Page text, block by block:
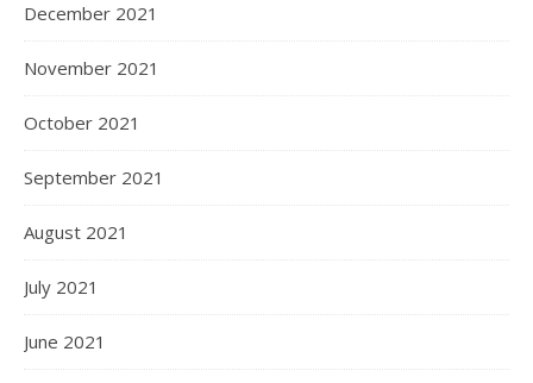
December 2021
November 2021
October 2021
September 2021
August 2021
July 2021
June 2021